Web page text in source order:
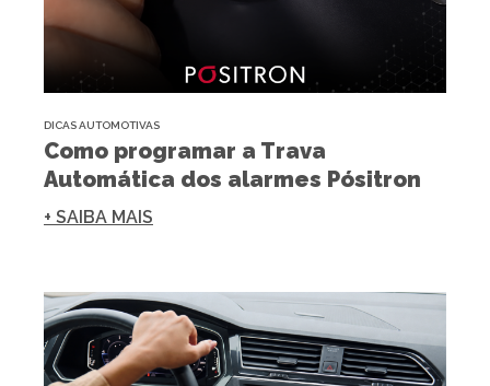
DICAS AUTOMOTIVAS
Como programar a Trava
Automática dos alarmes Pósitron
+ SAIBA MAIS